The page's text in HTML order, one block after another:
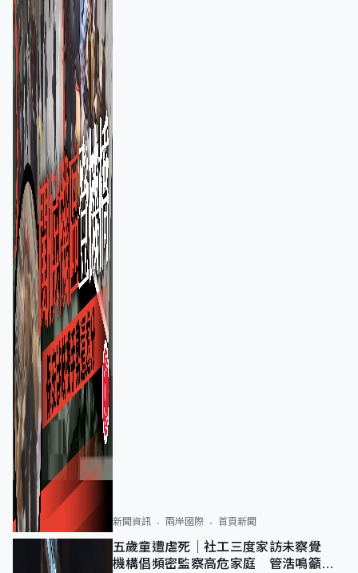
新聞資訊 兩岸國際 首頁新聞
五歲童遭虐死｜社工三度家訪未察覺
機構倡頻密監察高危家庭 管浩鳴籲加